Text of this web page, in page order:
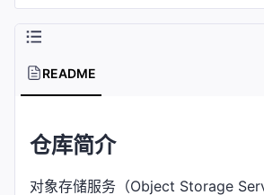
README
仓库简介
对象存储服务（Object Storage